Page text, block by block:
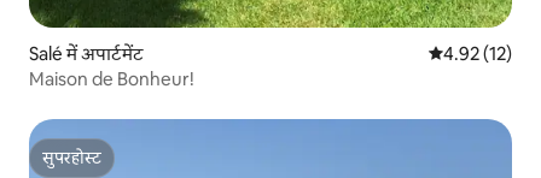
Salé में अपार्टमेंट औसत रेटिंग 5 में
4.92 (12)
Maison de Bonheur!
सुपरहोस्ट
सुपरहोस्ट